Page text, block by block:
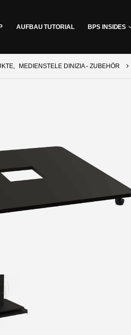
AUFBAU TUTORIAL BPS INSIDES
, MEDIENSTELE DINIZIA - ZUBEHÖR